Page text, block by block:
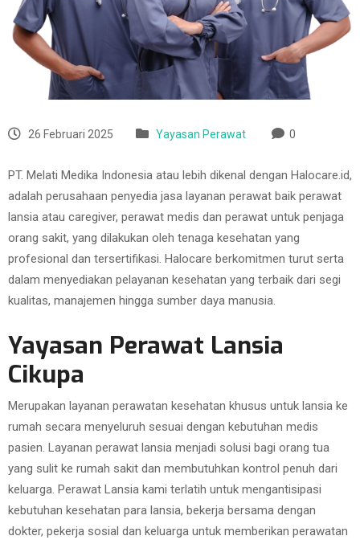
26 Februari 2025 Yayasan Perawat 0
PT. Melati Medika Indonesia atau lebih dikenal dengan Halocare.id,
adalah perusahaan penyedia jasa layanan perawat baik perawat
lansia atau caregiver, perawat medis dan perawat untuk penjaga
orang sakit, yang dilakukan oleh tenaga kesehatan yang
profesional dan tersertifikasi. Halocare berkomitmen turut serta
dalam menyediakan pelayanan kesehatan yang terbaik dari segi
kualitas, manajemen hingga sumber daya manusia.
Yayasan Perawat Lansia
Cikupa
Merupakan layanan perawatan kesehatan khusus untuk lansia ke
rumah secara menyeluruh sesuai dengan kebutuhan medis
pasien. Layanan perawat lansia menjadi solusi bagi orang tua
yang sulit ke rumah sakit dan membutuhkan kontrol penuh dari
keluarga. Perawat Lansia kami terlatih untuk mengantisipasi
kebutuhan kesehatan para lansia, bekerja bersama dengan
dokter, pekerja sosial dan keluarga untuk memberikan perawatan